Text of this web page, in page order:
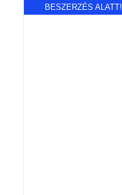
BESZERZÉS ALATT!